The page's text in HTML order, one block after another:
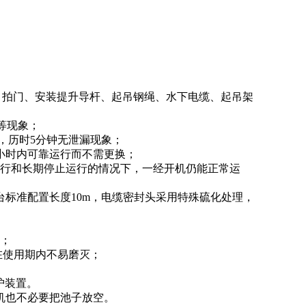
门、安装提升导杆、起吊钢绳、水下电缆、起吊架
现象；
历时5分钟无泄漏现象；
内可靠运行而不需更换；
和长期停止运行的情况下，一经开机仍能正常运
准配置长度10m，电缆密封头采用特殊硫化处理，
用期内不易磨灭；
置。
不必要把池子放空。